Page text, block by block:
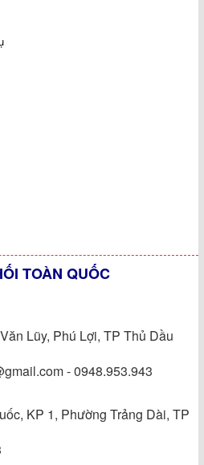
TOÀN QUỐC
Lũy, Phú Lợi, TP Thủ Dầu
- 0948.953.943
KP 1, Phường Trảng Dài, TP